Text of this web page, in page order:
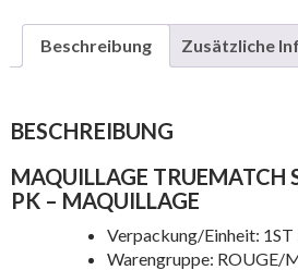
1ST
Menge
Beschreibung Zusätzliche
BESCHREIBUNG
MAQUILLAGE TRUEMATCH
PK – MAQUILLAGE
Verpackung/Einheit: 1ST
Warengruppe: ROUGE/